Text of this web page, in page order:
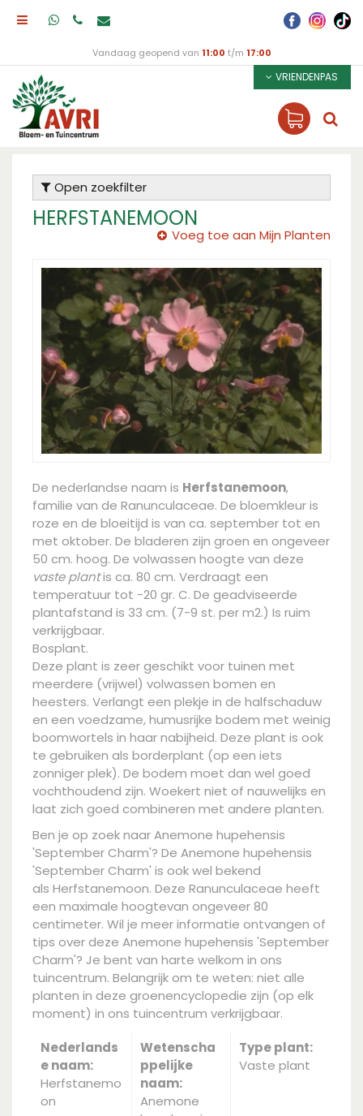
Vandaag geopend van 11:00 t/m 17:00
VRIENDENPAS
Open zoekfilter
HERFSTANEMOON
Voeg toe aan Mijn Planten
De nederlandse naam is Herfstanemoon,
familie van de Ranunculaceae. De bloemkleur is
roze en de bloeitijd is van ca. september tot en
met oktober. De bladeren zijn groen en ongeveer
50 cm. hoog. De volwassen hoogte van deze
vaste plantis ca. 80 cm. Verdraagt een
temperatuur tot -20 gr. C. De geadviseerde
plantafstand is 33 cm. (7-9 st. per m2.) Is ruim
verkrijgbaar.
Bosplant.
Deze plant is zeer geschikt voor tuinen met
meerdere (vrijwel) volwassen bomen en
heesters. Verlangt een plekje in de halfschaduw
en een voedzame, humusrijke bodem met weinig
boomwortels in haar nabijheid. Deze plant is ook
te gebruiken als borderplant (op een iets
zonniger plek). De bodem moet dan wel goed
vochthoudend zijn. Woekert niet of nauwelijks en
laat zich goed combineren met andere planten.
Ben je op zoek naar Anemone hupehensis
'September Charm'? De Anemone hupehensis
'September Charm' is ook wel bekend
als Herfstanemoon. Deze Ranunculaceae heeft
een maximale hoogtevan ongeveer 80
centimeter. Wil je meer informatie ontvangen of
tips over deze Anemone hupehensis 'September
Charm'? Je bent van harte welkom in ons
tuincentrum. Belangrijk om te weten: niet alle
planten in deze groenencyclopedie zijn (op elk
moment) in ons tuincentrum verkrijgbaar.
Nederlands
e naam:
Herfstanemo
on
Wetenscha
ppelijke
naam:
Anemone
Type plant:
Vaste plant